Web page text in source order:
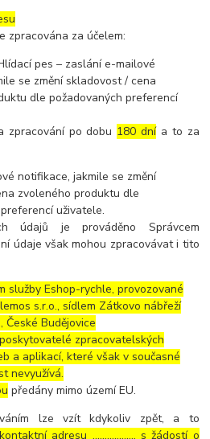
zpracována za účelem:
pes – zaslání e-mailové
se změní skladovost / cena
dle požadovaných preferencí
zpracování po dobu 180 dnía to za
notifikace, jakmile se změní
zvoleného produktu dle
uživatele.
údajů je prováděno Správcem
údaje však mohou zpracovávat i tito
služby Eshop-rychle, provozované
s.r.o., sídlem Zátkovo nábřeží
České Budějovice
zpracovatelských
a aplikací, které však v současné
nevyužívá.
předány mimo území EU.
lze vzít kdykoliv zpět, a to
adresu ..……………. s žádostí o